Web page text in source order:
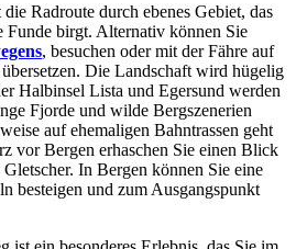
Radroute durch ebenes Gebiet, das
Funde birgt. Alternativ können Sie
, besuchen oder mit der Fähre auf
Die Landschaft wird hügelig
Halbinsel Lista und Egersund werden
Fjorde und wilde Bergszenerien
auf ehemaligen Bahntrassen geht
vor Bergen erhaschen Sie einen Blick
In Bergen können Sie eine
besteigen und zum Ausgangspunkt